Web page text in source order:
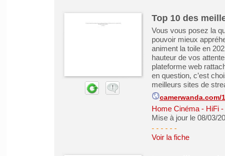
Top 10 des
Vous vous posez la
pouvoir mieux
animent la toile en
hauteur de vos
plateforme web
en question, c’est
meilleurs sites de
camerwanda.com/
Home Cinéma - HiFi
Mise à jour le 08/03/
- - - - --
Voir la fiche